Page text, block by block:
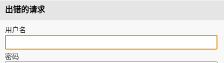
出错的请求
用户名
密码